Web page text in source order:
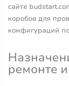
сайте
коробов для
конфигураций
ремонте